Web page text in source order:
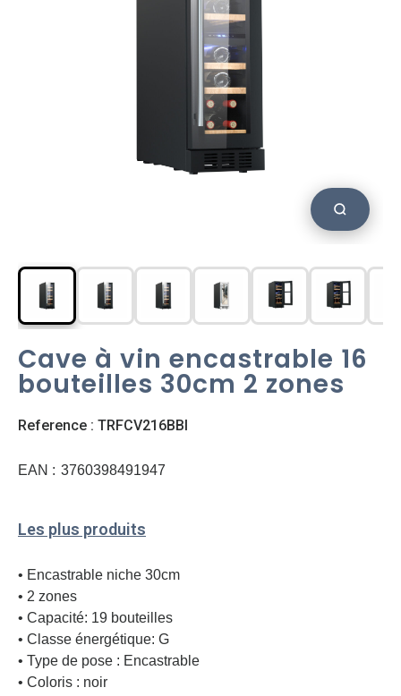
Cave à vin encastrable 16
bouteilles 30cm 2 zones
Reference : TRFCV216BBI
EAN : 3760398491947
Les plus produits
• Encastrable niche 30cm
• 2 zones
• Capacité: 19 bouteilles
• Classe énergétique: G
• Type de pose : Encastrable
• Coloris : noir